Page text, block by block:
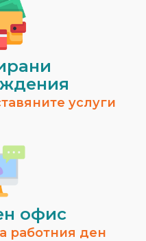
услуги
офис
работния ден